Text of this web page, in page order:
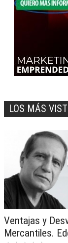
LOS MÁS
Ventajas y
Mercantiles.